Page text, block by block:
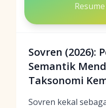
Sovren (2026):
Semantik
Taksonomi
Sovren kekal